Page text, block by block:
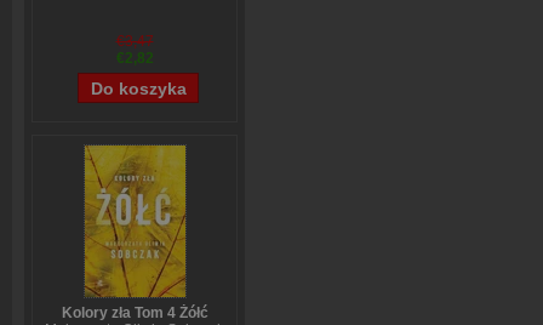
€3,47
€2,82
Kolory zła Tom 4 Żółć